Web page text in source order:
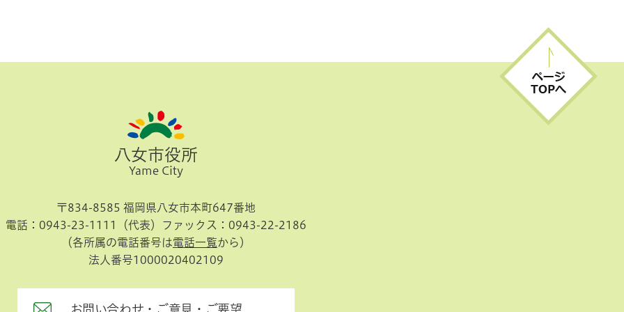
八女市役所
Yame City
〒834-8585 福岡県八女市本町647番地
電話：0943-23-1111（代表）
ファックス：0943-22-2186
（各所属の電話番号は電話一覧から）
法人番号1000020402109
お問い合わせ・ご意見・ご要望